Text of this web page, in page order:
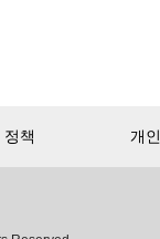
스 첫 달 무료!
정책 개